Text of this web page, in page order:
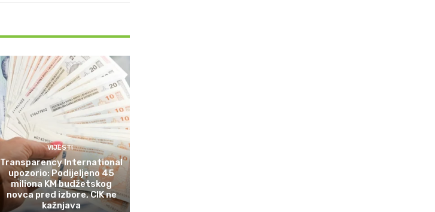
VIJESTI
Transparency International
upozorio: Podijeljeno 45
miliona KM budžetskog
novca pred izbore, CIK ne
kažnjava